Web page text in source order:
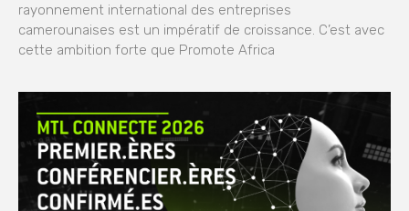
rayonnement international des entreprises
camerounaises est un impératif de croissance. C’est avec
cette ambition forte que Promote Africa